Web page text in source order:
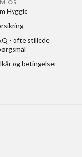
OS
Hygglo
- ofte stillede
og betingelser